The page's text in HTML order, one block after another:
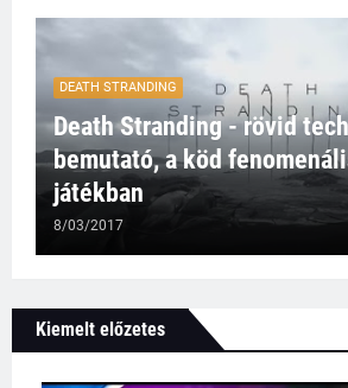
DEATH STRANDING
Death Stranding - rövid
bemutató, a köd
játékban
8/03/2017
Kiemelt előzetes